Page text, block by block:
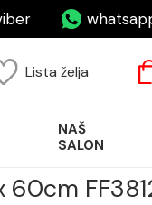
Lista želja
NAŠ
SALON
60cm